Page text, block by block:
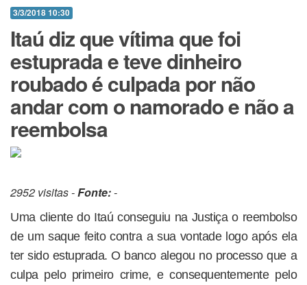
3/3/2018 10:30
Itaú diz que vítima que foi
estuprada e teve dinheiro
roubado é culpada por não
andar com o namorado e não a
reembolsa
2952 visitas -Fonte:-
Uma cliente do Itaú conseguiu na Justiça o reembolso
de um saque feito contra a sua vontade logo após ela
ter sido estuprada. O banco alegou no processo que a
culpa pelo primeiro crime, e consequentemente pelo